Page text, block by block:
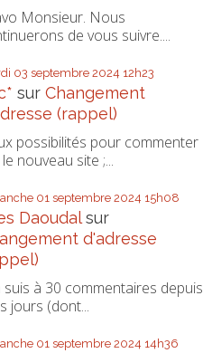
Monsieur. Nous
de vous suivre....
03 septembre 2024 12h23
sur Changement
(rappel)
possibilités pour commenter
nouveau site ;...
01 septembre 2024 15h08
Daoudalsur
d'adresse
suis à 30 commentaires depuis
jours (dont...
01 septembre 2024 14h36